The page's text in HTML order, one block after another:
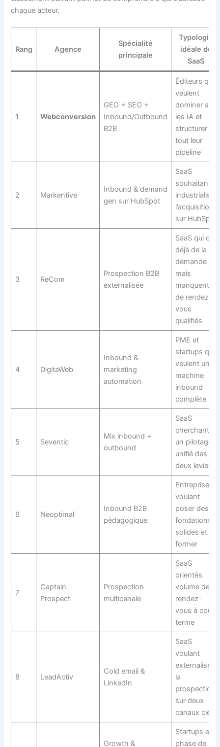
chaque acteur.
Rang Agence
Spécialité
principale
Typologie
idéale de
SaaS
1 Webconversion
GEO + SEO +
Inbound/Outbound
B2B
Éditeurs qui
veulent
dominer sur
les IA et
structurer
tout leur
pipeline
2 Markentive
Inbound & demand
gen sur HubSpot
SaaS
souhaitant
industrialiser
l’acquisition
sur HubSpot
3 ReCom
Prospection B2B
externalisée
SaaS qui ont
déjà de la
demande
mais
manquent
de rendez-
vous
qualifiés
4 DigitaWeb
Inbound &
marketing
automation
PME et
startups qui
veulent une
machine
inbound
complète
5 Seventic
Mix inbound +
outbound
SaaS
cherchant
un pilotage
unifié des
deux leviers
6 Neoptimal
Inbound B2B
pédagogique
Entreprises
voulant
poser des
fondations
solides et se
former
7
Captain
Prospect
Prospection
multicanale
SaaS
orientés
volume de
rendez-
vous à court
terme
8 LeadActiv
Cold email &
LinkedIn
SaaS
voulant
externaliser
la
prospection
sur deux
canaux clés
Growth &
Startups en
phase de